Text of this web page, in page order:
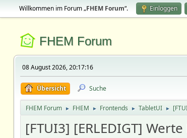
Willkommen im Forum „FHEM Forum“. Einloggen
FHEM Forum
08 August 2026, 20:17:16
Übersicht Suche
FHEM Forum ► FHEM ► Frontends ► TabletUI ►
[FTUI3] [ERLEDIGT]